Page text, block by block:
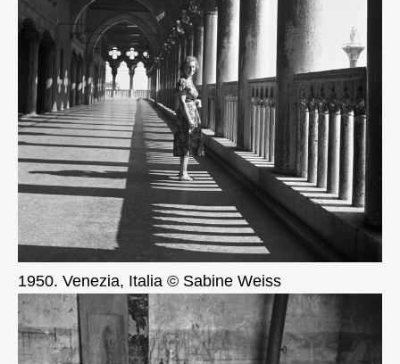
1950. Venezia, Italia © Sabine Weiss